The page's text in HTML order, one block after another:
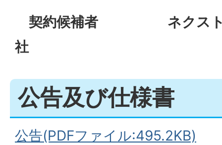
契約候補者 ネクスト・
社
公告及び仕様書
公告(PDFファイル:495.2KB)